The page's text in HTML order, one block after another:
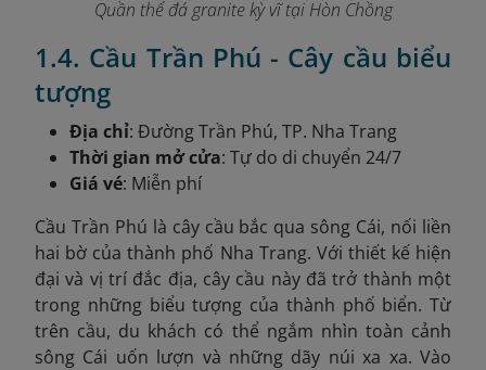
Quần thể đá granite kỳ vĩ tại Hòn Chồng
1.4. Cầu Trần Phú - Cây cầu biểu
tượng
Địa chỉ: Đường Trần Phú, TP. Nha Trang
Thời gian mở cửa: Tự do di chuyển 24/7
Giá vé: Miễn phí
Cầu Trần Phú là cây cầu bắc qua sông Cái, nối liền
hai bờ của thành phố Nha Trang. Với thiết kế hiện
đại và vị trí đắc địa, cây cầu này đã trở thành một
trong những biểu tượng của thành phố biển. Từ
trên cầu, du khách có thể ngắm nhìn toàn cảnh
sông Cái uốn lượn và những dãy núi xa xa. Vào